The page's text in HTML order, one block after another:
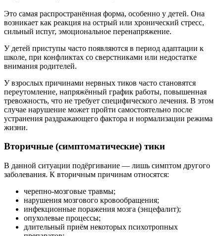
Это самая распространённая форма, особенно у детей. Она
возникает как реакция на острый или хронический стресс,
сильный испуг, эмоциональное перенапряжение.
У детей приступы часто появляются в период адаптации к
школе, при конфликтах со сверстниками или недостатке
внимания родителей.
У взрослых причинами нервных тиков часто становятся
переутомление, напряжённый график работы, повышенная
тревожность, что не требует специфического лечения. В этом
случае нарушение может пройти самостоятельно после
устранения раздражающего фактора и нормализации режима
жизни.
Вторичные (симптоматические) тики
В данной ситуации подёргивание — лишь симптом другого
заболевания. К вторичным причинам относятся:
черепно-мозговые травмы;
нарушения мозгового кровообращения;
инфекционные поражения мозга (энцефалит);
опухолевые процессы;
длительный приём некоторых психотропных